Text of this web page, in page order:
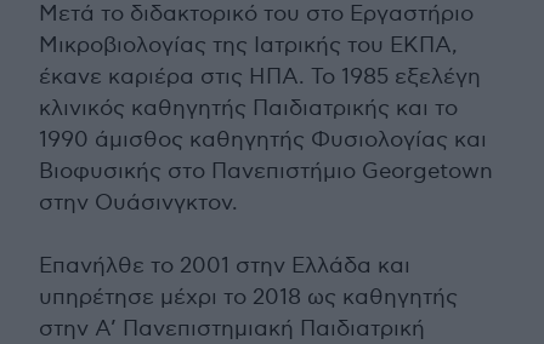
Μετά το διδακτορικό του στο Εργαστήριο
Μικροβιολογίας της Ιατρικής του ΕΚΠΑ,
έκανε καριέρα στις ΗΠΑ. Το 1985 εξελέγη
κλινικός καθηγητής Παιδιατρικής και το
1990 άμισθος καθηγητής Φυσιολογίας και
Βιοφυσικής στο Πανεπιστήμιο Georgetown
στην Ουάσινγκτον.
Επανήλθε το 2001 στην Ελλάδα και
υπηρέτησε μέχρι το 2018 ως καθηγητής
στην Α’ Πανεπιστημιακή Παιδιατρική